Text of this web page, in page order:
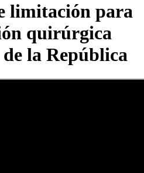
limitación para
quirúrgica
la República